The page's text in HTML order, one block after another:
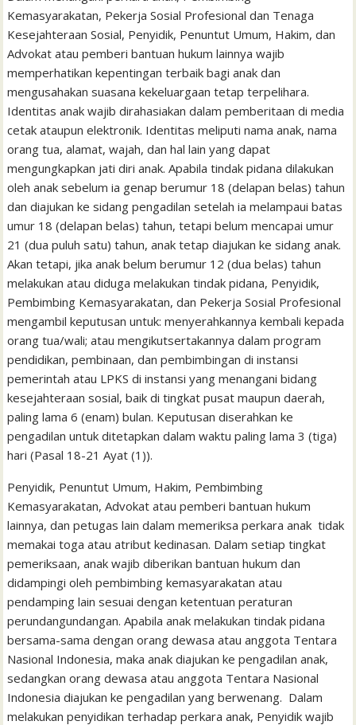
Kemasyarakatan, Pekerja Sosial Profesional dan Tenaga
Kesejahteraan Sosial, Penyidik, Penuntut Umum, Hakim, dan
Advokat atau pemberi bantuan hukum lainnya wajib
memperhatikan kepentingan terbaik bagi anak dan
mengusahakan suasana kekeluargaan tetap terpelihara.
Identitas anak wajib dirahasiakan dalam pemberitaan di media
cetak ataupun elektronik. Identitas meliputi nama anak, nama
orang tua, alamat, wajah, dan hal lain yang dapat
mengungkapkan jati diri anak. Apabila tindak pidana dilakukan
oleh anak sebelum ia genap berumur 18 (delapan belas) tahun
dan diajukan ke sidang pengadilan setelah ia melampaui batas
umur 18 (delapan belas) tahun, tetapi belum mencapai umur
21 (dua puluh satu) tahun, anak tetap diajukan ke sidang anak.
Akan tetapi, jika anak belum berumur 12 (dua belas) tahun
melakukan atau diduga melakukan tindak pidana, Penyidik,
Pembimbing Kemasyarakatan, dan Pekerja Sosial Profesional
mengambil keputusan untuk: menyerahkannya kembali kepada
orang tua/wali; atau mengikutsertakannya dalam program
pendidikan, pembinaan, dan pembimbingan di instansi
pemerintah atau LPKS di instansi yang menangani bidang
kesejahteraan sosial, baik di tingkat pusat maupun daerah,
paling lama 6 (enam) bulan. Keputusan diserahkan ke
pengadilan untuk ditetapkan dalam waktu paling lama 3 (tiga)
hari (Pasal 18-21 Ayat (1)).
Penyidik, Penuntut Umum, Hakim, Pembimbing
Kemasyarakatan, Advokat atau pemberi bantuan hukum
lainnya, dan petugas lain dalam memeriksa perkara anak tidak
memakai toga atau atribut kedinasan. Dalam setiap tingkat
pemeriksaan, anak wajib diberikan bantuan hukum dan
didampingi oleh pembimbing kemasyarakatan atau
pendamping lain sesuai dengan ketentuan peraturan
perundangundangan. Apabila anak melakukan tindak pidana
bersama-sama dengan orang dewasa atau anggota Tentara
Nasional Indonesia, maka anak diajukan ke pengadilan anak,
sedangkan orang dewasa atau anggota Tentara Nasional
Indonesia diajukan ke pengadilan yang berwenang. Dalam
melakukan penyidikan terhadap perkara anak, Penyidik wajib